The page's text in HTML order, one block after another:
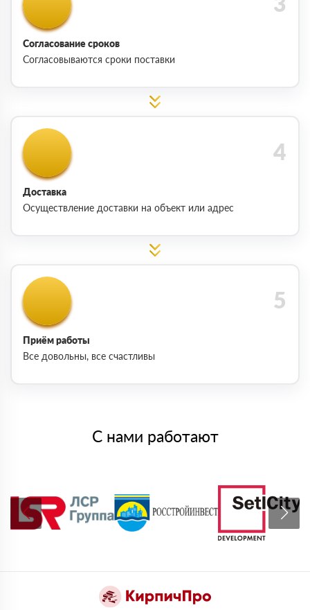
Согласование сроков
Согласовываются сроки поставки
Доставка
Осуществление доставки на объект или адрес
Приём работы
Все довольны, все счастливы
С нами работают